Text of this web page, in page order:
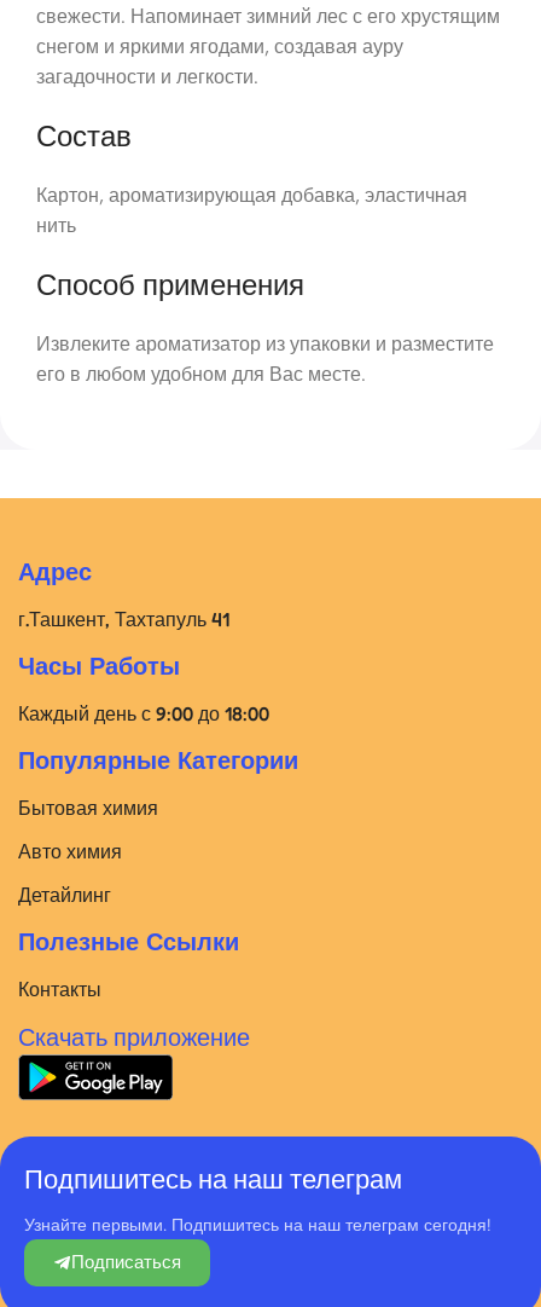
свежести. Напоминает зимний лес с его хрустящим
снегом и яркими ягодами, создавая ауру
загадочности и легкости.
Состав
Картон, ароматизирующая добавка, эластичная
нить
Способ применения
Извлеките ароматизатор из упаковки и разместите
его в любом удобном для Вас месте.
Адрес
г.Ташкент, Тахтапуль 41
Часы Работы
Каждый день с 9:00 до 18:00
Популярные Категории
Бытовая химия
Авто химия
Детайлинг
Полезные Ссылки
Контакты
Скачать приложение
Подпишитесь на наш телеграм
Узнайте первыми. Подпишитесь на наш телеграм сегодня!
Подписаться